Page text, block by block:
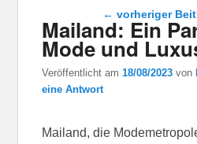
← vorheriger
Mailand: Ein
Mode und
Veröffentlicht am18/08/2023 von
eine Antwort
Mailand, die